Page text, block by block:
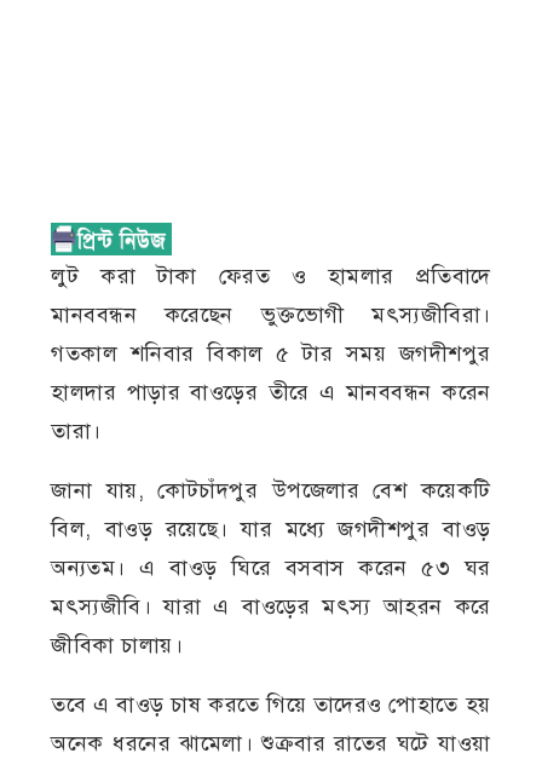
লুট করা টাকা ফেরত ও হামলার প্রতিবাদে
মানববন্ধন করেছেন ভুক্তভোগী মৎস্যজীবিরা।
গতকাল শনিবার বিকাল ৫ টার সময় জগদীশপুর
হালদার পাড়ার বাওড়ের তীরে এ মানববন্ধন করেন
তারা।
জানা যায়, কোটচাঁদপুর উপজেলার বেশ কয়েকটি
বিল, বাওড় রয়েছে। যার মধ্যে জগদীশপুর বাওড়
অন্যতম। এ বাওড় ঘিরে বসবাস করেন ৫৩ ঘর
মৎস্যজীবি। যারা এ বাওড়ের মৎস্য আহরন করে
জীবিকা চালায়।
তবে এ বাওড় চাষ করতে গিয়ে তাদেরও পোহাতে হয়
অনেক ধরনের ঝামেলা। শুক্রবার রাতের ঘটে যাওয়া